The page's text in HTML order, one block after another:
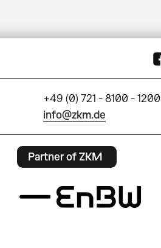
+49 (0) 721 - 8100 - 1200
info@zkm.de
Partner of ZKM